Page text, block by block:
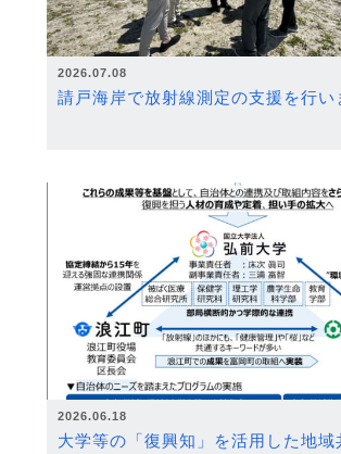
2026.07.08
請戸海岸で放射線測定の支援を行い
2026.06.18
大学等の「復興知」を活用した地域